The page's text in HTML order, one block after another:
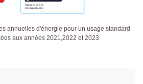
annuelles d'énergie pour un usage standard
aux années 2021,2022 et 2023